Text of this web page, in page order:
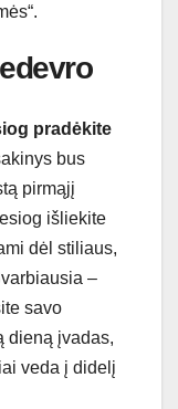
pradėkite
bus
pirmąjį
išliekite
dėl stiliaus,
–
savo
dieną įvadas,
veda į didelį